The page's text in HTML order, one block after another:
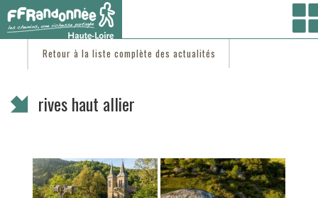
Vous êtes ici :Accueil/C'est d'actu
Retour à la liste complète des actualités
rives haut allier